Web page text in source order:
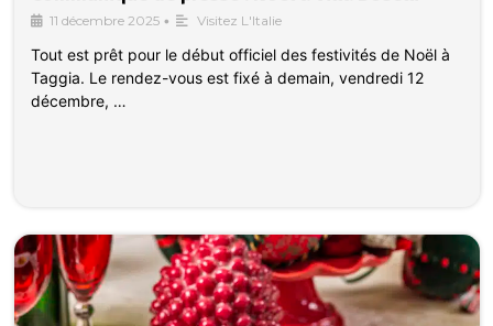
11 décembre 2025 • Visitez L'Italie
Tout est prêt pour le début officiel des festivités de Noël à
Taggia. Le rendez-vous est fixé à demain, vendredi 12
décembre, …